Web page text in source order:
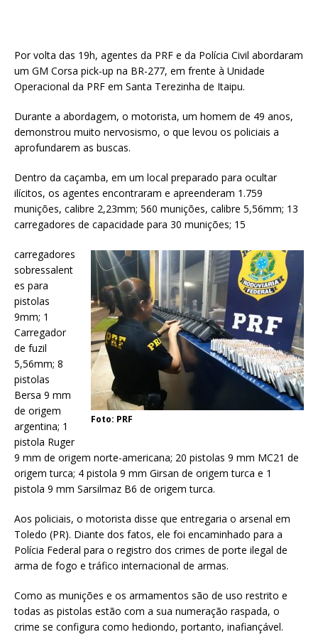
Por volta das 19h, agentes da PRF e da Polícia Civil abordaram
um GM Corsa pick-up na BR-277, em frente à Unidade
Operacional da PRF em Santa Terezinha de Itaipu.
Durante a abordagem, o motorista, um homem de 49 anos,
demonstrou muito nervosismo, o que levou os policiais a
aprofundarem as buscas.
Dentro da caçamba, em um local preparado para ocultar
ilícitos, os agentes encontraram e apreenderam 1.759
munições, calibre 2,23mm; 560 munições, calibre 5,56mm; 13
carregadores de capacidade para 30 munições; 15
Foto: PRF
carregadores
sobressalent
es para
pistolas
9mm; 1
Carregador
de fuzil
5,56mm; 8
pistolas
Bersa 9 mm
de origem
argentina; 1
pistola Ruger
9 mm de origem norte-americana; 20 pistolas 9 mm MC21 de
origem turca; 4 pistola 9 mm Girsan de origem turca e 1
pistola 9 mm Sarsilmaz B6 de origem turca.
Aos policiais, o motorista disse que entregaria o arsenal em
Toledo (PR). Diante dos fatos, ele foi encaminhado para a
Polícia Federal para o registro dos crimes de porte ilegal de
arma de fogo e tráfico internacional de armas.
Como as munições e os armamentos são de uso restrito e
todas as pistolas estão com a sua numeração raspada, o
crime se configura como hediondo, portanto, inafiançável.